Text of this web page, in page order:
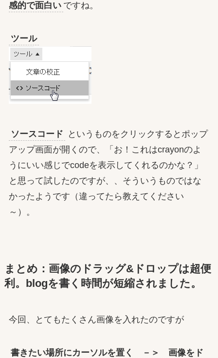
感的で面白い ですね。
ツール
ソースコード
というものをクリックするとポップ
アップ画面が開くので、「お！これはcrayonのよ
うにいい感じでcodeを表示してくれるのかな？」
と思って試したのですが、、そういうものではな
かったようです（違ってたら教えてください
～）。
まとめ：画像のドラッグ&ドロップは超便
利。blogを書く時間が短縮されました。
今回、とてもたくさん画像を入れたのですが
書きたい場所にカーソルを置く －＞ 画像をド